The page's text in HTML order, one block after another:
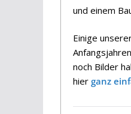
und einem
Einige
noch Bilder
hier ganz